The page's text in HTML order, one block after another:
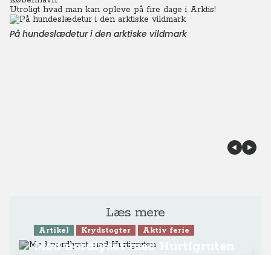
Utroligt hvad man kan opleve på fire dage i Arktis!
På hundeslædetur i den arktiske vildmark
Læs mere
Artikel Krydstogter Aktiv ferie
Mød nordlyset med Hurtigruten